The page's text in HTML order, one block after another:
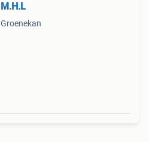
M.H.L
Groenekan